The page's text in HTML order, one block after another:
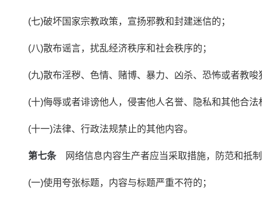
(七)破坏国家宗教政策，宣扬邪教和封建迷信的；
(八)散布谣言，扰乱经济秩序和社会秩序的；
(九)散布淫秽、色情、赌博、暴力、凶杀、恐怖或者教唆
(十)侮辱或者诽谤他人，侵害他人名誉、隐私和其他合法
(十一)法律、行政法规禁止的其他内容。
第七条 网络信息内容生产者应当采取措施，防范和抵
(一)使用夸张标题，内容与标题严重不符的；